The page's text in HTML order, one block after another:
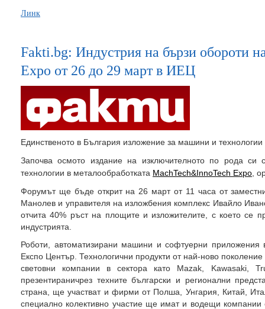
Линк
Fakti.bg: Индустрия на бързи обороти
Expo от 26 до 29 март в ИЕЦ
Единственото в България изложение за машини и
Започва осмото издание на изключителното по рода си
технологии в металообработката MachTech&InnoTech Еxpo ,
Форумът ще бъде открит на 26 март от 11 часа от
Манолев и управителя на изложбения комплекс Ивайло
отчита 40% ръст на площите и изложителите, с което се
индустрията.
Роботи, автоматизирани машини и софтуерни приложения
Експо Център. Технологични продукти от най-ново
световни компании в сектора като Mazak, Kawasaki,
презентираничрез техните български и регионални
страна, ще участват и фирми от Полша, Унгария, Китай,
специално колективно участие ще имат и водещи компании